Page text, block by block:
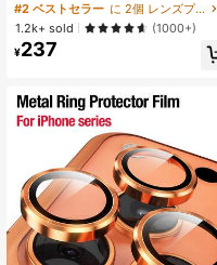
2.1K フォロ
ベースプロテクター2枚セット
e 17 Pro Max/Pro/Air/17対応 - 指紋
防止/反射防止/傷防止、精密カット
気泡ゼロ、簡単装着、ケース装着
能、ワイヤレス充電対応、黄ばみ
ガード。デイリーシールド、オフィ
ス、自宅などあらゆるシーンで活
躍。デイリーシールド オフィス ホ
ムレンズプロテクター スマホカメラ
カバー 防水 耐衝撃 落下防止 傷防
#2 ベストセラー
に 2個 レンズプロテクター
1.2k+ sold
(1000+)
¥237